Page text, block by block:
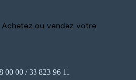
00 00 / 33 823 96 11